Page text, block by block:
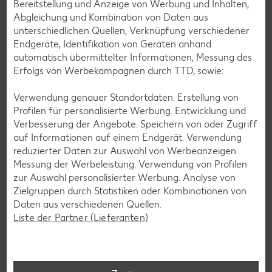
Hol’ dir deinen XTRA Gewinn
Kaufland Card XTRA Mitglieder profitieren nicht nur von
Rabatten, Coupons und Treuepunkten, sondern machen mit
jedem Einkauf (begrenzt auf eine Teilnahme pro Tag) bei
Einkaufsgutscheinen im Wert von je 100 Euro.
Bereitstellung und Anzeige von Werbung und Inhalten,
Abgleichung und Kombination von Daten aus
unterschiedlichen Quellen, Verknüpfung verschiedener
Endgeräte, Identifikation von Geräten anhand
automatisch übermittelter Informationen, Messung des
Erfolgs von Werbekampagnen durch TTD, sowie:
Verwendung genauer Standortdaten. Erstellung von
Profilen für personalisierte Werbung. Entwicklung und
Verbesserung der Angebote. Speichern von oder Zugriff
auf Informationen auf einem Endgerät. Verwendung
reduzierter Daten zur Auswahl von Werbeanzeigen.
Messung der Werbeleistung. Verwendung von Profilen
zur Auswahl personalisierter Werbung. Analyse von
Zielgruppen durch Statistiken oder Kombinationen von
Daten aus verschiedenen Quellen.
Liste der Partner (Lieferanten)